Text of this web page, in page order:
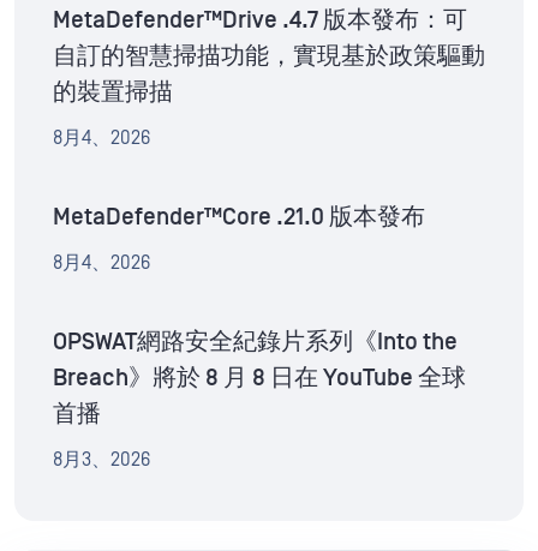
MetaDefender™Drive .4.7 版本發布：可
自訂的智慧掃描功能，實現基於政策驅動
的裝置掃描
8月4、2026
MetaDefender™Core .21.0 版本發布
8月4、2026
OPSWAT網路安全紀錄片系列《Into the
Breach》將於 8 月 8 日在 YouTube 全球
首播
8月3、2026